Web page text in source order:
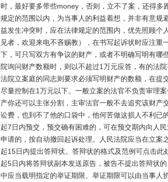
时，最好要多带些money，否则，立不了案，还得
规定的范围以内，为当事人的利益着想，并非有意规
益发生冲突时，应在法律规定的范围内，优先照顾个
见者，欢迎来电不吝赐教），在书写起诉状时应注
下，可只写双方有争议的财产，或者不明确写明有哪
院询问财产数额时，则以不超过1万元应答，有的法
法院立案庭的同志则要求必须写明财产的数额，在提
尽量控制在1万元以下。一般立案的法官不负责审理
产你还可以主张分割，主审法官一般不去追究该财
讼费，也到不了他的口袋中，他何苦做这损人不利已
起7日内预交，预交确有困难的，可在预交期内向人
申请的，按自动撤回起诉处理。人民法院应当在立案
起15日内提出答辩状。答辩状的格式及范例可点击
起5日内将答辩状副本发送原告，被告不提出答辩状
中应当载明指定的举证期限。举证期限可以由当事人